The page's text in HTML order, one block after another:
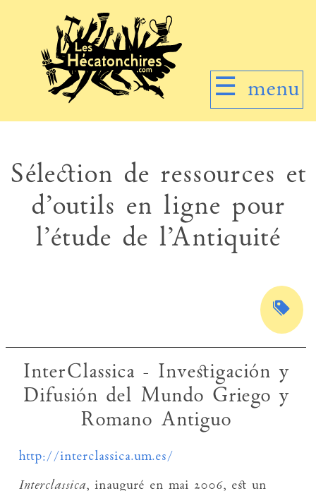
☰ menu
Sélection de ressources et
d’outils en ligne pour
l’étude de l’Antiquité
InterClassica - Investigación y
Difusión del Mundo Griego y
Romano Antiguo
http://interclassica.um.es/
Interclassica, inauguré en mai 2006, est un